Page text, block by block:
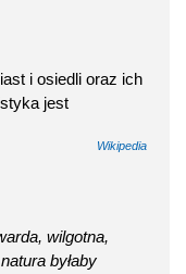
i osiedli oraz ich
jest
Wikipedia
wilgotna,
byłaby